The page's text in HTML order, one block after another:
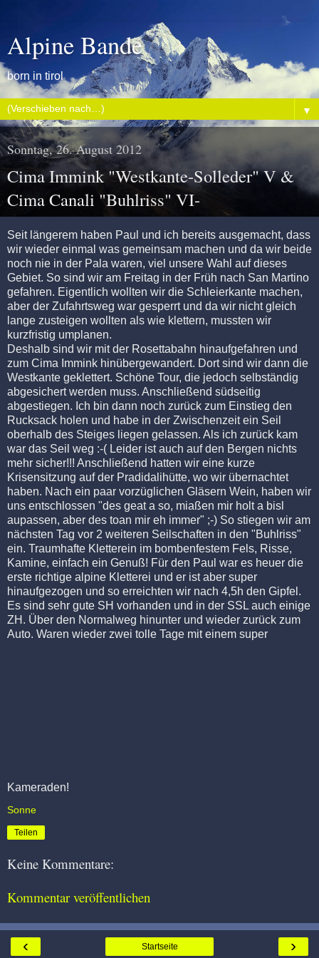
Alpine Bande
born in tirol
▼
Sonntag, 26. August 2012
Cima Immink "Westkante-Solleder" V &
Cima Canali "Buhlriss" VI-
Seit längerem haben Paul und ich bereits ausgemacht, dass
wir wieder einmal was gemeinsam machen und da wir beide
noch nie in der Pala waren, viel unsere Wahl auf dieses
Gebiet. So sind wir am Freitag in der Früh nach San Martino
gefahren. Eigentlich wollten wir die Schleierkante machen,
aber der Zufahrtsweg war gesperrt und da wir nicht gleich
lange zusteigen wollten als wie klettern, mussten wir
kurzfristig umplanen.
Deshalb sind wir mit der Rosettabahn hinaufgefahren und
zum Cima Immink hinübergewandert. Dort sind wir dann die
Westkante geklettert. Schöne Tour, die jedoch selbständig
abgesichert werden muss. Anschließend südseitig
abgestiegen. Ich bin dann noch zurück zum Einstieg den
Rucksack holen und habe in der Zwischenzeit ein Seil
oberhalb des Steiges liegen gelassen. Als ich zurück kam
war das Seil weg :-( Leider ist auch auf den Bergen nichts
mehr sicher!!! Anschließend hatten wir eine kurze
Krisensitzung auf der Pradidalihütte, wo wir übernachtet
haben. Nach ein paar vorzüglichen Gläsern Wein, haben wir
uns entschlossen "des geat a so, miaßen mir holt a bisl
aupassen, aber des toan mir eh immer" ;-) So stiegen wir am
nächsten Tag vor 2 weiteren Seilschaften in den "Buhlriss"
ein. Traumhafte Kletterein im bombenfestem Fels, Risse,
Kamine, einfach ein Genuß! Für den Paul war es heuer die
erste richtige alpine Kletterei und er ist aber super
hinaufgezogen und so erreichten wir nach 4,5h den Gipfel.
Es sind sehr gute SH vorhanden und in der SSL auch einige
ZH. Über den Normalweg hinunter und wieder zurück zum
Auto. Waren wieder zwei tolle Tage mit einem super
Kameraden!
Sonne
Teilen
Keine Kommentare:
Kommentar veröffentlichen
‹ ›
Startseite